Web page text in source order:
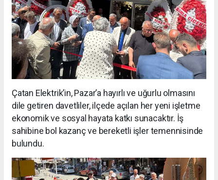
Çatan Elektrik’in, Pazar’a hayırlı ve uğurlu olmasını
dile getiren davetliler, ilçede açılan her yeni işletme
ekonomik ve sosyal hayata katkı sunacaktır. İş
sahibine bol kazanç ve bereketli işler temennisinde
bulundu.